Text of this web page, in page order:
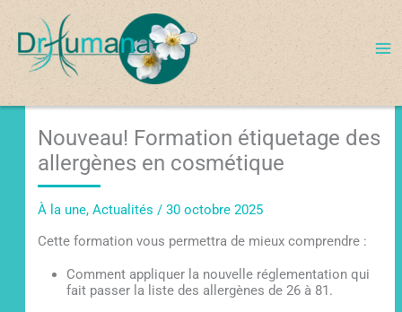
contenu
Nouveau! Formation étiquetage des
allergènes en cosmétique
À la une,Actualités /30 octobre 2025
Cette formation vous permettra de mieux comprendre :
Comment appliquer la nouvelle réglementation qui
fait passer la liste des allergènes de 26 à 81.